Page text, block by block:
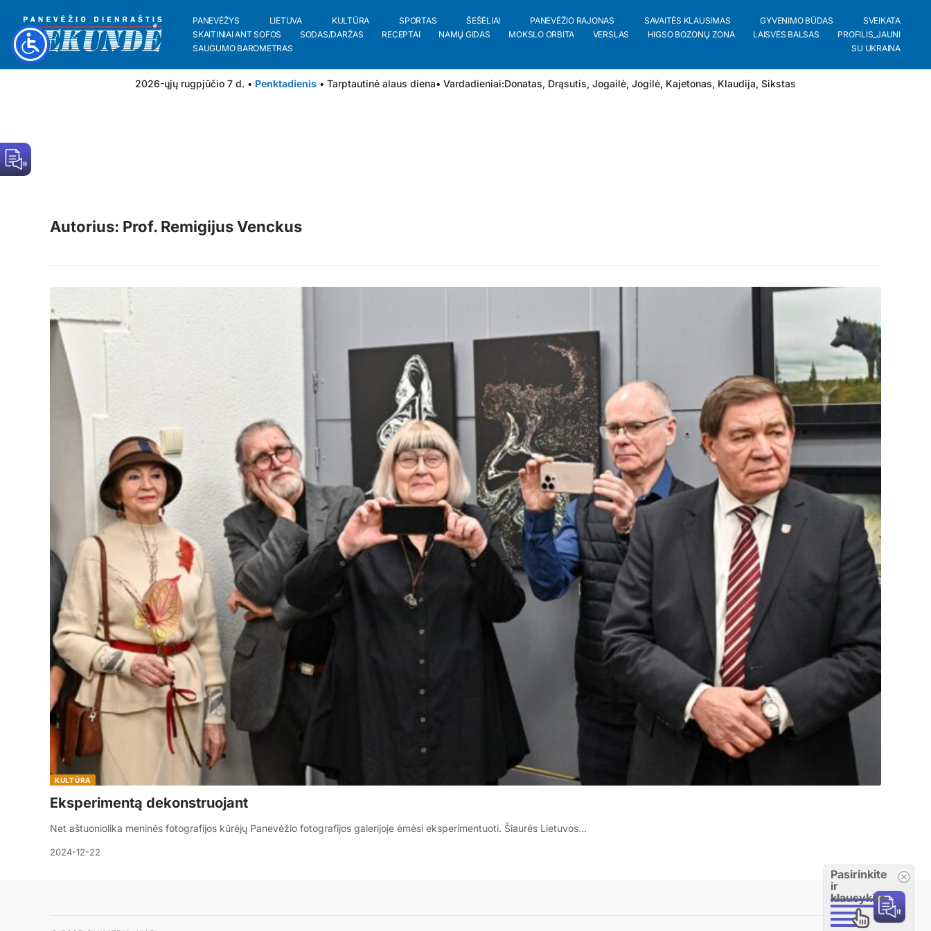
PANEVĖŽYS LIETUVA KULTŪRA SPORTAS ŠEŠĖLIAI PANEVĖŽIO RAJONAS SAVAITĖS KLAUSIMAS GYVENIMO BŪDAS
SVEIKATA
SKAITINIAI ANT SOFOS
SODAS/DARŽAS RECEPTAI NAMŲ GIDAS MOKSLO ORBITA VERSLAS HIGSO BOZONŲ ZONA LAISVĖS BALSAS
PROFILIS_JAUNI
SAUGUMO BAROMETRAS
SU UKRAINA
2026-ųjų rugpjūčio 7 d. • Penktadienis • Tarptautinė alaus diena• Vardadieniai:Donatas, Drąsutis, Jogailė, Jogilė, Kajetonas, Klaudija, Sikstas
Autorius: Prof. Remigijus Venckus
KULTŪRA
Eksperimentą dekonstruojant
Net aštuoniolika meninės fotografijos kūrėjų Panevėžio fotografijos galerijoje ėmėsi eksperimentuoti. Šiaurės Lietuvos…
2024-12-22
Pasirinkite
ir
klausykite